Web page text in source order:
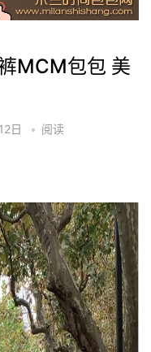
MCM包包 美
日 • 阅读